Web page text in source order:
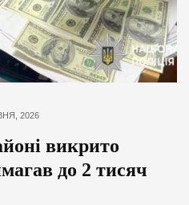
2026
викрито
до 2 тисяч